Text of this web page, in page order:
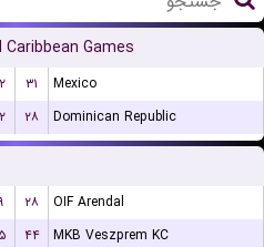
Games
۳۱
Mexico
۲۸ Dominican Republic
۲۸
OIF Arendal
۴۴
MKB Veszprem KC